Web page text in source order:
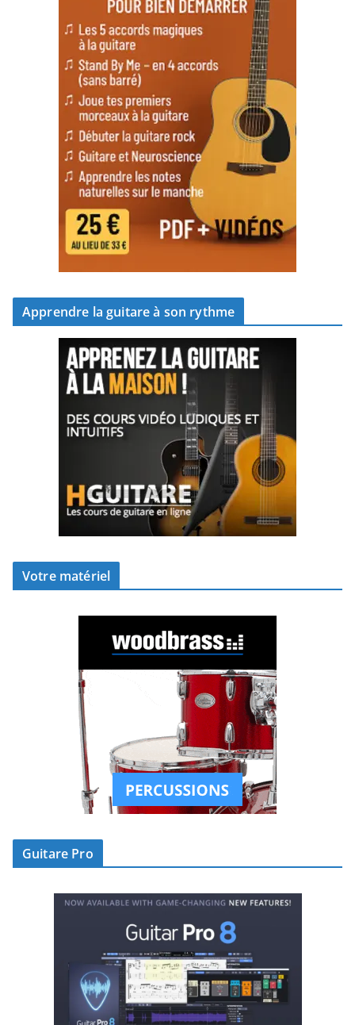
Apprendre la guitare à son rythme
Votre matériel
Guitare Pro